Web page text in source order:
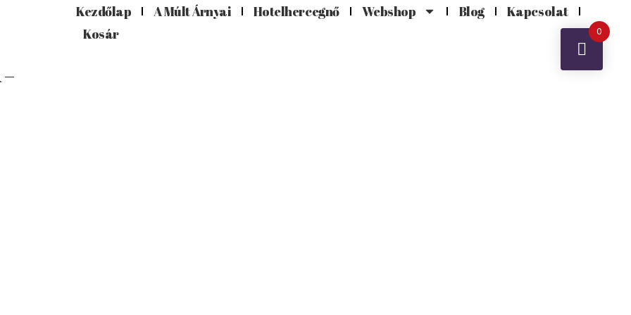
Kezdőlap A Múlt Árnyai Hotelhercegnő Webshop Blog
Kapcsolat
Kosár
0